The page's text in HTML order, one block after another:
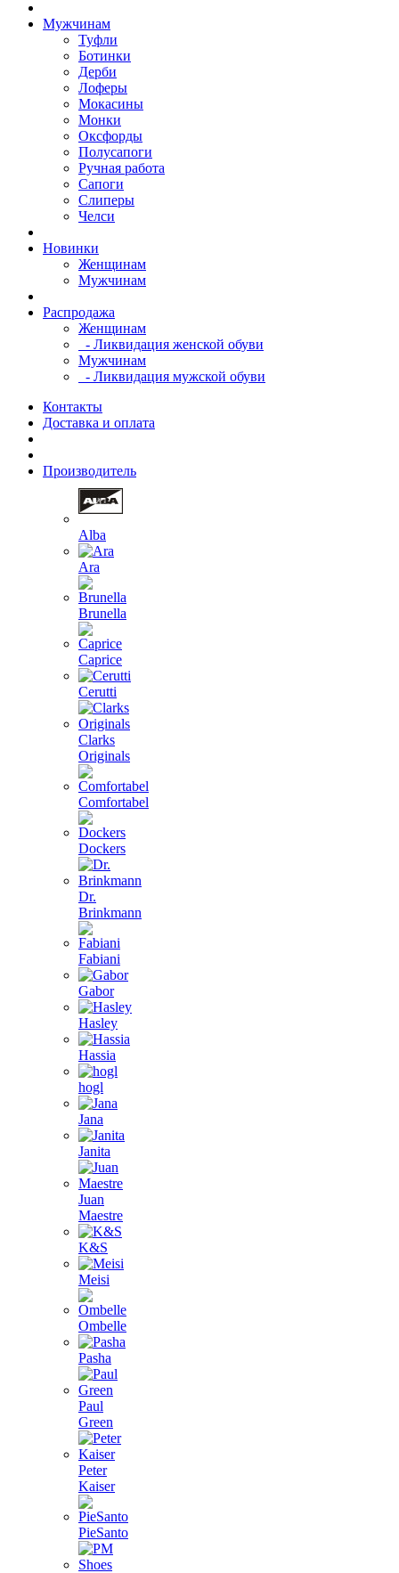
Мужчинам
Туфли
Ботинки
Дерби
Лоферы
Мокасины
Монки
Оксфорды
Полусапоги
Ручная работа
Сапоги
Слиперы
Челси
Новинки
Женщинам
Мужчинам
Распродажа
Женщинам
- Ликвидация женской обуви
Мужчинам
- Ликвидация мужской обуви
Контакты
Доставка и оплата
Производитель
Alba
Ara
Brunella
Caprice
Cerutti
Clarks
Originals
Comfortabel
Dockers
Dr.
Brinkmann
Fabiani
Gabor
Hasley
Hassia
hogl
Jana
Janita
Juan
Maestre
K&S
Meisi
Ombelle
Pasha
Paul
Green
Peter
Kaiser
PieSanto